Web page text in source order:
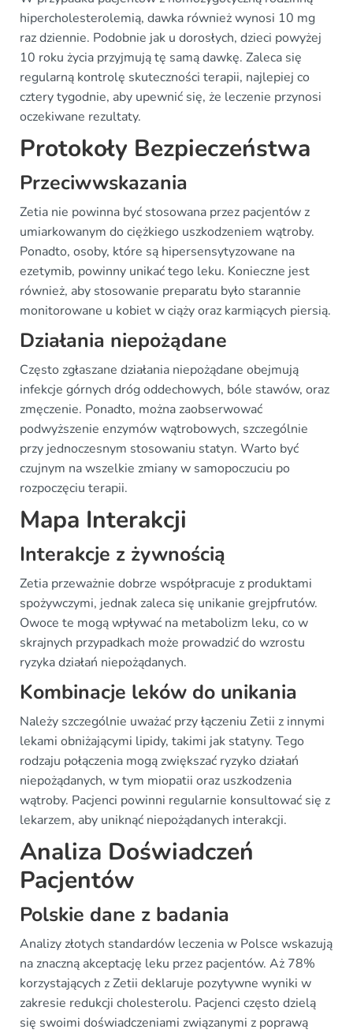
hipercholesterolemią, dawka również wynosi 10 mg
raz dziennie. Podobnie jak u dorosłych, dzieci powyżej
10 roku życia przyjmują tę samą dawkę. Zaleca się
regularną kontrolę skuteczności terapii, najlepiej co
cztery tygodnie, aby upewnić się, że leczenie przynosi
oczekiwane rezultaty.
Protokoły Bezpieczeństwa
Przeciwwskazania
Zetia nie powinna być stosowana przez pacjentów z
umiarkowanym do ciężkiego uszkodzeniem wątroby.
Ponadto, osoby, które są hipersensytyzowane na
ezetymib, powinny unikać tego leku. Konieczne jest
również, aby stosowanie preparatu było starannie
monitorowane u kobiet w ciąży oraz karmiących piersią.
Działania niepożądane
Często zgłaszane działania niepożądane obejmują
infekcje górnych dróg oddechowych, bóle stawów, oraz
zmęczenie. Ponadto, można zaobserwować
podwyższenie enzymów wątrobowych, szczególnie
przy jednoczesnym stosowaniu statyn. Warto być
czujnym na wszelkie zmiany w samopoczuciu po
rozpoczęciu terapii.
Mapa Interakcji
Interakcje z żywnością
Zetia przeważnie dobrze współpracuje z produktami
spożywczymi, jednak zaleca się unikanie grejpfrutów.
Owoce te mogą wpływać na metabolizm leku, co w
skrajnych przypadkach może prowadzić do wzrostu
ryzyka działań niepożądanych.
Kombinacje leków do unikania
Należy szczególnie uważać przy łączeniu Zetii z innymi
lekami obniżającymi lipidy, takimi jak statyny. Tego
rodzaju połączenia mogą zwiększać ryzyko działań
niepożądanych, w tym miopatii oraz uszkodzenia
wątroby. Pacjenci powinni regularnie konsultować się z
lekarzem, aby uniknąć niepożądanych interakcji.
Analiza Doświadczeń
Pacjentów
Polskie dane z badania
Analizy złotych standardów leczenia w Polsce wskazują
na znaczną akceptację leku przez pacjentów. Aż 78%
korzystających z Zetii deklaruje pozytywne wyniki w
zakresie redukcji cholesterolu. Pacjenci często dzielą
się swoimi doświadczeniami związanymi z poprawą